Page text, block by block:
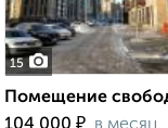
15
Помещение
₽